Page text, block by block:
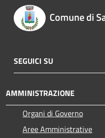
Comune di
SEGUICI SU
AMMINISTRAZIONE
Organi di Governo
Aree Amministrative